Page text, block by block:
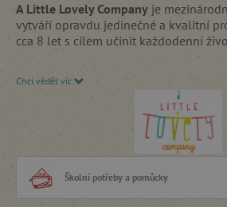
A Little Lovely Company je
vytváří opravdu jedinečné a kvalitní
cca 8 let s cílem učinit každodenní
rozhodly dát dohromady své nápady a
A Little Lovely Company ,
dny příjemnější a krásnější.
Vyberte si z široké nabídky hravých
Chci vědět víc
Školní potřeby a pomůcky